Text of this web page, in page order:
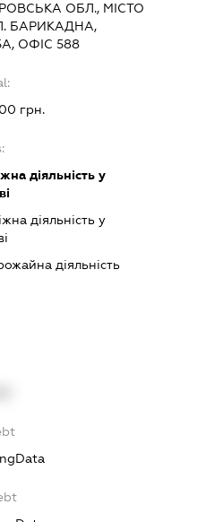
ОБЛ., МІСТО
БАРИКАДНА,
ОФІС 588
грн.
діяльність у
діяльність у
діяльність